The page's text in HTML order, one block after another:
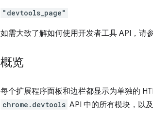
"devtools_page"
如需大致了解如何使用开发者工具 API，请
概览
每个扩展程序面板和边栏都显示为单独的
chrome.devtools API 中的所有模块，以及